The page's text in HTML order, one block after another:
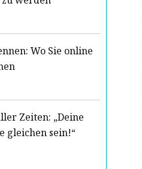
Wo Sie online
Zeiten: „Deine
gleichen sein!“